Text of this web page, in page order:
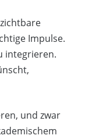
Impulse.
integrieren.
und zwar